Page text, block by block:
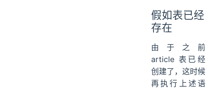
假如表已经
存在
由于之前
article 表已经
创建了，这时候
再执行上述语